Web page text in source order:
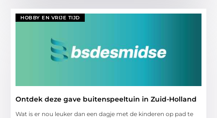
HOBBY EN VRIJE TIJD
Ontdek deze gave buitenspeeltuin in Zuid-Holland
Wat is er nou leuker dan een dagje met de kinderen op pad te